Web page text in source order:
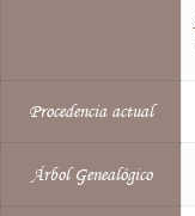
Procedencia actual
Árbol Genealógico